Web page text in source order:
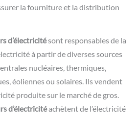
la fourniture et la distribution
d’électricitésont responsables de la
à partir de diverses sources
nucléaires, thermiques,
éoliennes ou solaires. Ils vendent
produite sur le marché de gros.
d’électricitéachètent de l’électricité